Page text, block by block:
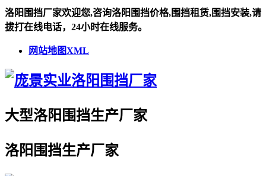
洛阳围挡厂家欢迎您,咨询洛阳围挡价格,围挡租赁,围挡安装,请
拔打在线电话，24小时在线服务。
网站地图XML
大型洛阳围挡生产厂家
洛阳围挡生产厂家